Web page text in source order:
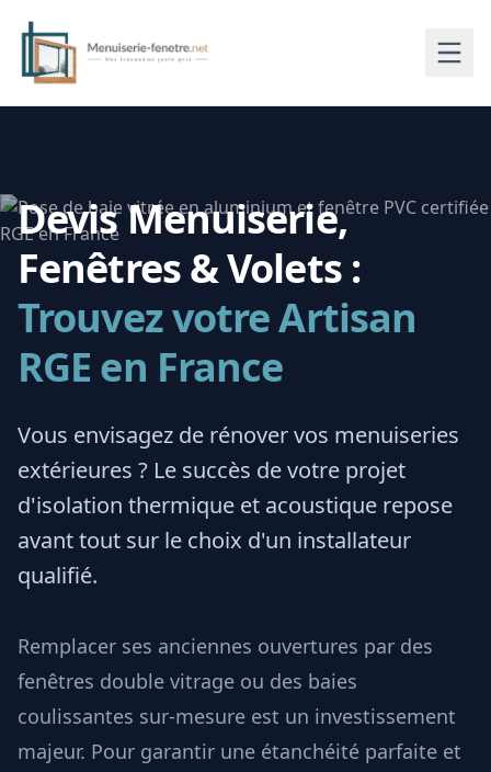
Devis Menuiserie,
Fenêtres & Volets :
Trouvez votre Artisan
RGE en France
Vous envisagez de rénover vos menuiseries
extérieures ? Le succès de votre projet
d'isolation thermique et acoustique repose
avant tout sur le choix d'un installateur
qualifié.
Remplacer ses anciennes ouvertures par des
fenêtres double vitrage ou des baies
coulissantes sur-mesure est un investissement
majeur. Pour garantir une étanchéité parfaite et